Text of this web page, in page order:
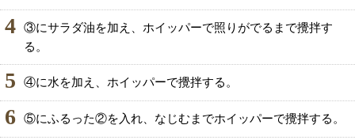
4
③にサラダ油を加え、ホイッパーで照りがでるまで攪拌す
る。
5 ④に水を加え、ホイッパーで攪拌する。
6 ⑤にふるった②を入れ、なじむまでホイッパーで攪拌する。